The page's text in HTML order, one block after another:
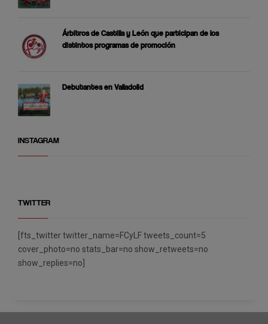
Árbitros de Castilla y León que participan de los
distintos programas de promoción
Debutantes en Valladolid
INSTAGRAM
TWITTER
[fts_twitter twitter_name=FCyLF tweets_count=5
cover_photo=no stats_bar=no show_retweets=no
show_replies=no]